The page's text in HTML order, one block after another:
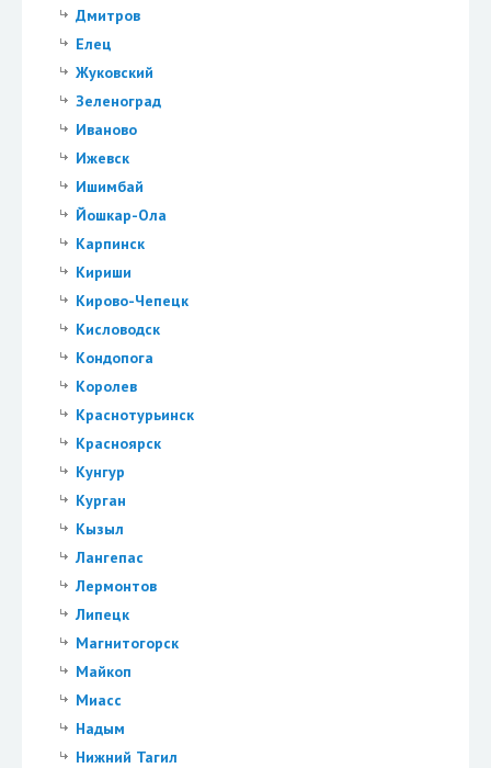
Дмитров
Елец
Жуковский
Зеленоград
Иваново
Ижевск
Ишимбай
Йошкар-Ола
Карпинск
Кириши
Кирово-Чепецк
Кисловодск
Кондопога
Королев
Краснотурьинск
Красноярск
Кунгур
Курган
Кызыл
Лангепас
Лермонтов
Липецк
Магнитогорск
Майкоп
Миасс
Надым
Нижний Тагил